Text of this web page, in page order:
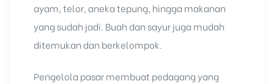
ayam, telor, aneka tepung, hingga makanan
yang sudah jadi. Buah dan sayurjuga mudah
ditemukan dan berkelompok.
Pengelola pasar membuat pedagang yang